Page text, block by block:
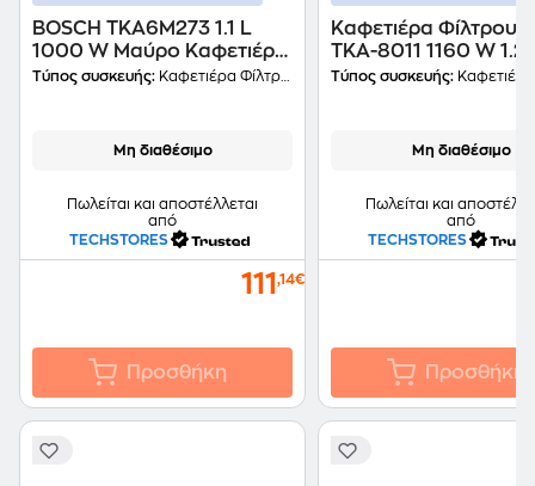
BOSCH TKA6M273 1.1 L
1000 W Μαύρο Καφετιέρα
Φίλτρου
Τύπος συσκευής: Καφετιέρα Φίλτρου
Μη διαθέσιμο
Πωλείται και αποστέλλεται
από
TECHSTORES
111 ,14€
Προσθήκη
Καφετιέρα Φίλτρου
TKA-8011 1160 W
Λευκό
Τύπος συσκευής: Καφετιέρα
Μη διαθέσιμο
Πωλείται και
από
TECHSTORES
Προσθήκη